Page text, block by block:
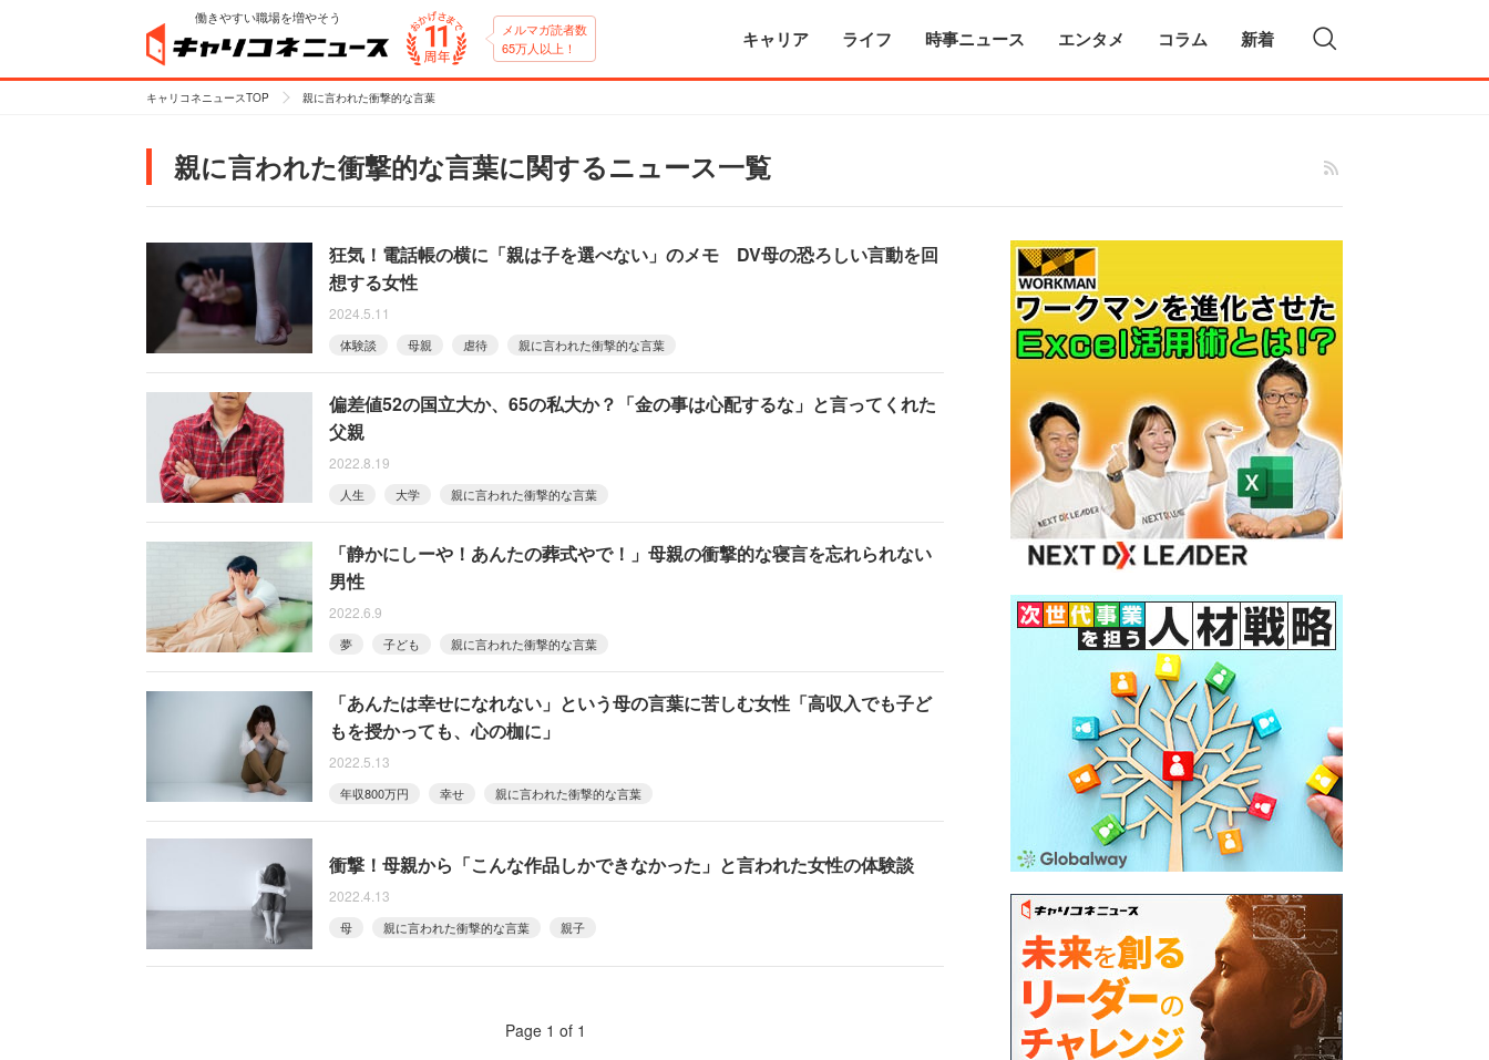
働きやすい職場を増やそう
メルマガ読者数
65万人以上！
キャリア ライフ 時事ニュース エンタメ コラム 新着
キャリコネニュースTOP 親に言われた衝撃的な言葉
親に言われた衝撃的な言葉に関するニュース一覧
狂気！電話帳の横に「親は子を選べない」のメモ DV母の恐ろしい言動を回
想する女性
2024.5.11
体験談 母親 虐待 親に言われた衝撃的な言葉
偏差値52の国立大か、65の私大か？「金の事は心配するな」と言ってくれた
父親
2022.8.19
人生 大学 親に言われた衝撃的な言葉
「静かにしーや！あんたの葬式やで！」母親の衝撃的な寝言を忘れられない
男性
2022.6.9
夢 子ども 親に言われた衝撃的な言葉
「あんたは幸せになれない」という母の言葉に苦しむ女性「高収入でも子ど
もを授かっても、心の枷に」
2022.5.13
年収800万円 幸せ 親に言われた衝撃的な言葉
衝撃！母親から「こんな作品しかできなかった」と言われた女性の体験談
2022.4.13
母 親に言われた衝撃的な言葉 親子
Page 1 of 1